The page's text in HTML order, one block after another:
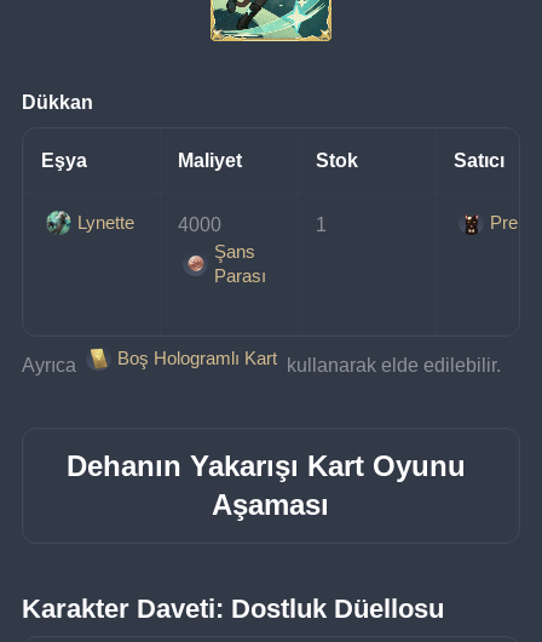
Dükkan
Eşya Maliyet Stok Satıcı
Lynette
4000
Şans
Parası
1 Prens
Ayrıca Boş Hologramlı Kart kullanarak elde edilebilir.
Dehanın Yakarışı Kart Oyunu
Aşaması
Karakter Daveti: Dostluk Düellosu